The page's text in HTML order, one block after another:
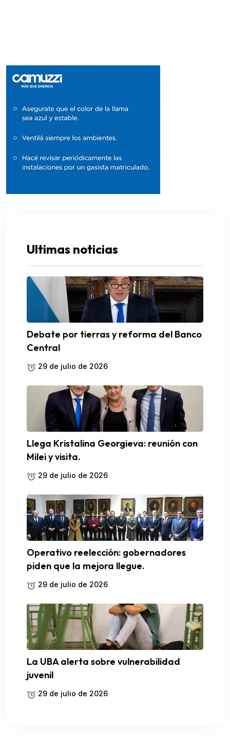
Ultimas noticias
Debate por tierras y reforma del Banco
Central
29 de julio de 2026
Llega Kristalina Georgieva: reunión con
Milei y visita.
29 de julio de 2026
Operativo reelección: gobernadores
piden que la mejora llegue.
29 de julio de 2026
La UBA alerta sobre vulnerabilidad
juvenil
29 de julio de 2026